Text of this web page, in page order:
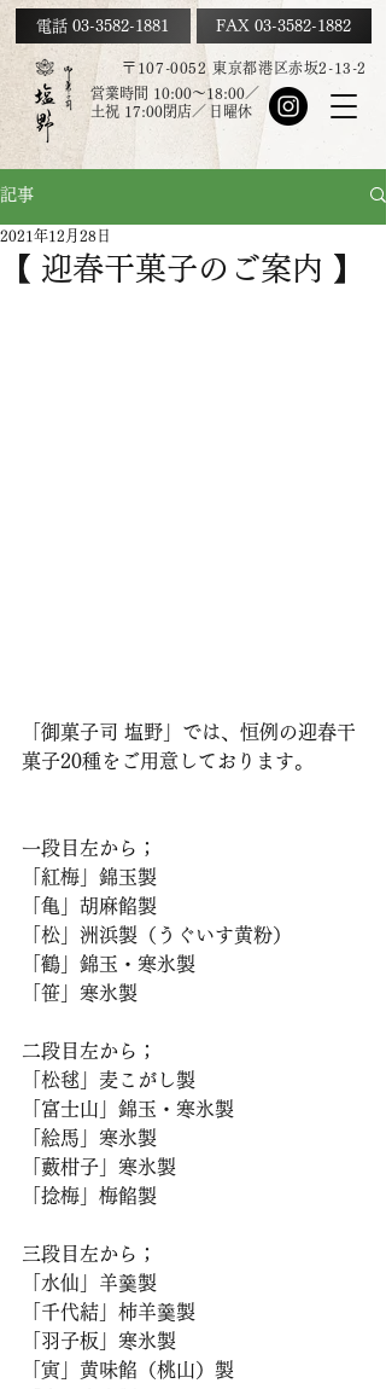
電話 03-3582-1881 FAX 03-3582-1882
〒107-0052 東京都港区赤坂2-13-2
営業時間 10:00～18:00／
土祝 17:00閉店／ 日曜休
記事
【 迎春干菓子のご案内 】
2021年12月28日
「御菓子司 塩野」では、恒例の迎春干
菓子20種をご用意しております。
一段目左から；
「紅梅」錦玉製
「亀」胡麻餡製
「松」洲浜製（うぐいす黄粉）
「鶴」錦玉・寒氷製
「笹」寒氷製
二段目左から；
「松毬」麦こがし製
「富士山」錦玉・寒氷製
「絵馬」寒氷製
「藪柑子」寒氷製
「捻梅」梅餡製
三段目左から；
「水仙」羊羹製
「千代結」柿羊羹製
「羽子板」寒氷製
「寅」黄味餡（桃山）製